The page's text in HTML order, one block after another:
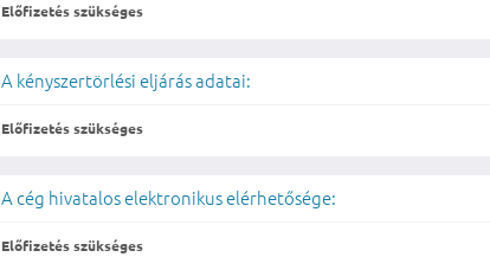
Előfizetés szükséges
A kényszertörlési eljárás adatai:
Előfizetés szükséges
A cég hivatalos elektronikus elérhetősége:
Előfizetés szükséges